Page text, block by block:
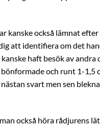
kanske också lämnat
att identifiera om det
haft besök av andra
och runt 1-1,5
svart men sen
också höra rådjurens